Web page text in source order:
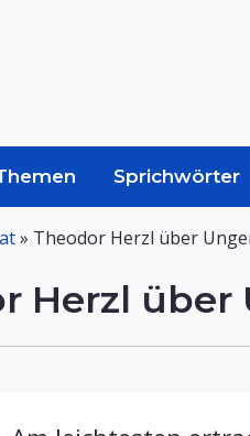
Sprichwörter
» Theodor Herzl über
Herzl